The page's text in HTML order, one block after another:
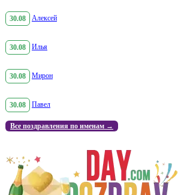
30.08 Алексей
30.08 Илья
30.08 Мирон
30.08 Павел
Все поздравления по именам →